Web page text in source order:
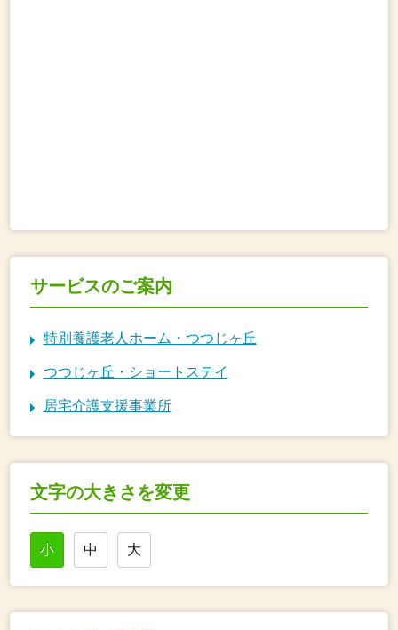
サービスのご案内
特別養護老人ホーム・つつじヶ丘
つつじヶ丘・ショートステイ
居宅介護支援事業所
文字の大きさを変更
小 中 大